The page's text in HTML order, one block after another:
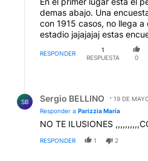
demas abajo. Una
con 1915 casos, no llega
estadio jajajajaj estas
RESPONDER
1
RESPUESTA
0
SB Sergio BELLINO
19 DE
Responder a Parizzia María
NO TE ILUSIONES
RESPONDER 1 2